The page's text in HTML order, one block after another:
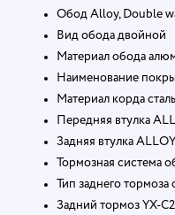
Обод Alloy, Double
Вид обода двойной
Материал обода
Наименование
Материал корда сталь
Передняя втулка
Задняя втулка
Тормозная система
Тип заднего тормоза
Задний тормоз YX-